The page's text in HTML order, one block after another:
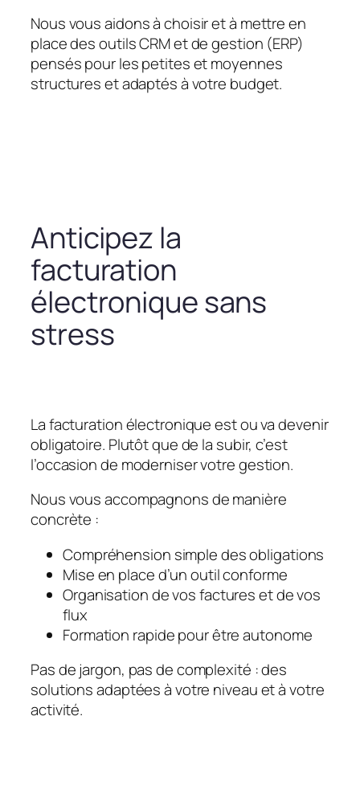
Nous vous aidons à choisir et à mettre en
place des outils CRM et de gestion (ERP)
pensés pour les petites et moyennes
structures et adaptés à votre budget.
Anticipez la
facturation
électronique sans
stress
La facturation électronique est ou va devenir
obligatoire. Plutôt que de la subir, c’est
l’occasion de moderniser votre gestion.
Nous vous accompagnons de manière
concrète :
Compréhension simple des obligations
Mise en place d’un outil conforme
Organisation de vos factures et de vos
flux
Formation rapide pour être autonome
Pas de jargon, pas de complexité : des
solutions adaptées à votre niveau et à votre
activité.